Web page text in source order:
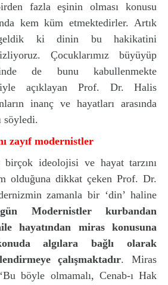
fazla eşinin olması konusu
kem küm etmektedirler. Artık
ki dinin bu hakikatini
Çocuklarımız büyüyüp
de bunu kabullenmekte
açıklayan Prof. Dr. Halis
inanç ve hayatları arasında
söyledi.
zayıf modernistler
birçok ideolojisi ve hayat tarzını
olduğuna dikkat çeken Prof. Dr.
zamanla bir ‘din’ haline
Modernistler kurbandan
hayatından miras konusuna
algılara bağlı olarak
çalışmaktadır. Miras
böyle olmamalı, Cenab-ı Hak